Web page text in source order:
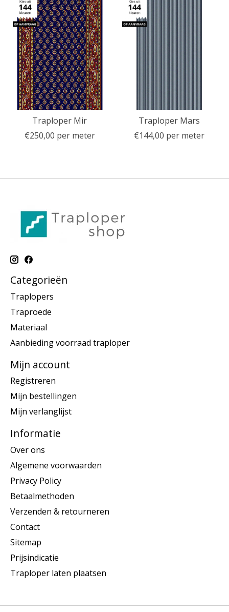
Traploper Mir
€250,00 per meter
Traploper Mars
€144,00 per meter
Categorieën
Traplopers
Traproede
Materiaal
Aanbieding voorraad traploper
Mijn account
Registreren
Mijn bestellingen
Mijn verlanglijst
Informatie
Over ons
Algemene voorwaarden
Privacy Policy
Betaalmethoden
Verzenden & retourneren
Contact
Sitemap
Prijsindicatie
Traploper laten plaatsen